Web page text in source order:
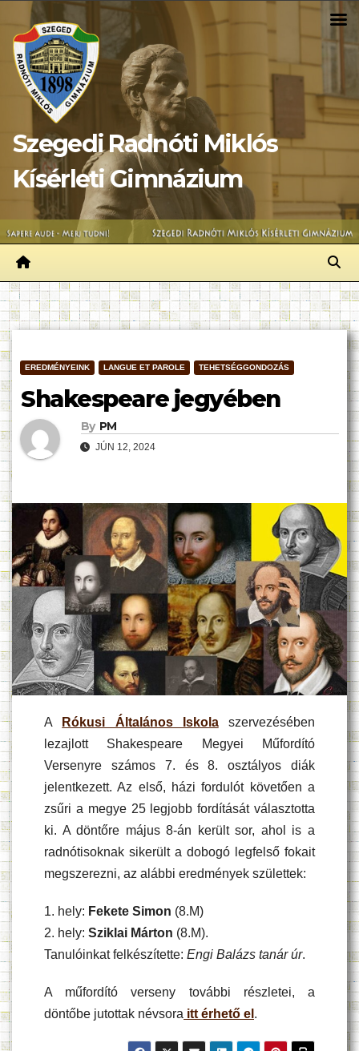
content
Szegedi Radnóti Miklós
Kísérleti Gimnázium
EREDMÉNYEINK LANGUE ET PAROLE TEHETSÉGGONDOZÁS
Shakespeare jegyében
By PM
JÚN 12, 2024
A Rókusi Általános Iskolaszervezésében
lezajlott Shakespeare Megyei Műfordító
Versenyre számos 7. és 8. osztályos diák
jelentkezett. Az első, házi fordulót követően a
zsűri a megye 25 legjobb fordítását választotta
ki. A döntőre május 8-án került sor, ahol is a
radnótisoknak sikerült a dobogó legfelső fokait
megszerezni, az alábbi eredmények születtek:
1. hely: Fekete Simon (8.M)
2. hely: Sziklai Márton (8.M).
Tanulóinkat felkészítette: Engi Balázs tanár úr.
A műfordító verseny további részletei, a
döntőbe jutottak névsora itt érhető el .